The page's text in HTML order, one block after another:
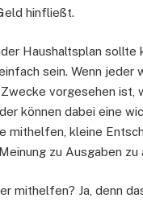
hinfließt.
Haushaltsplan sollte
sein. Wenn jeder
vorgesehen ist,
können dabei eine
mithelfen, kleine
zu Ausgaben zu
mithelfen? Ja, denn